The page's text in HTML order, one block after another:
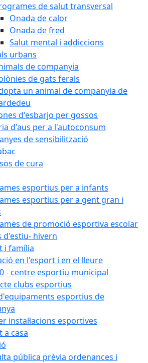
de salut transversal
Onada de calor
Onada de fred
Salut mental i addiccions
urbans
de companyia
de gats ferals
un animal de companyia de
d'esbarjo per gossos
d'aus per a l'autoconsum
de sensibilització
de cura
esportius per a infants
esportius per a gent gran i
de promoció esportiva escolar
d'estiu- hivern
i família
en l'esport i en el lleure
- centre esportiu municipal
clubs esportius
esportius de
instal·lacions esportives
a casa
pública prèvia ordenances i